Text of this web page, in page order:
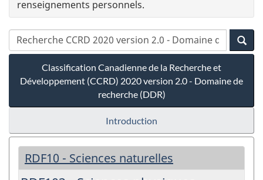
renseignements personnels.
Classification Canadienne de la Recherche et
Développement (CCRD) 2020 version 2.0 - Domaine de
recherche (DDR)
Introduction
RDF10 - Sciences naturelles